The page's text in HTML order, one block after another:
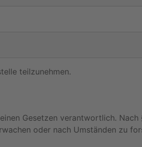
teilzunehmen.
Gesetzen verantwortlich.
oder nach Umständen zu